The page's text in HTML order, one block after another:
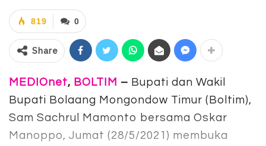
0
819
Share
MEDIOnet, BOLTIM – Bupati dan Wakil
Bupati Bolaang Mongondow Timur (Boltim),
Sam Sachrul Mamonto bersama Oskar
Manoppo, Jumat (28/5/2021) membuka